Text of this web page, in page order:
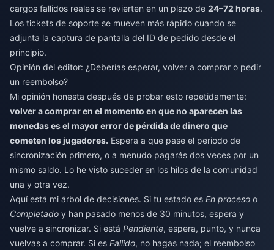
cargos fallidos reales se revierten en un plazo de 24–72 horas.
Los tickets de soporte se mueven más rápido cuando se
adjunta la captura de pantalla del ID de pedido desde el
principio.
Opinión del editor: ¿Deberías esperar, volver a comprar o pedir
un reembolso?
Mi opinión honesta después de probar esto repetidamente:
volver a comprar en el momento en que no aparecen las
monedas es el mayor error de pérdida de dinero que
cometen los jugadores. Espera a que pase el periodo de
sincronización primero, o a menudo pagarás dos veces por un
mismo saldo. Lo he visto suceder en los hilos de la comunidad
una y otra vez.
Aquí está mi árbol de decisiones. Si tu estado es En proceso o
Completado y han pasado menos de 30 minutos, espera y
vuelve a sincronizar. Si está Pendiente, espera, punto, y nunca
vuelvas a comprar. Si es Fallido, no hagas nada; el reembolso